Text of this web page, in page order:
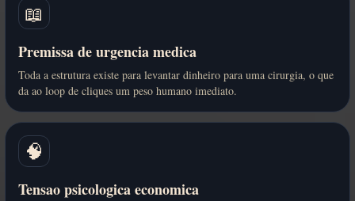
📖
Premissa de urgencia medica
Toda a estrutura existe para levantar dinheiro para uma cirurgia, o que
da ao loop de cliques um peso humano imediato.
🧠
Tensao psicologica economica